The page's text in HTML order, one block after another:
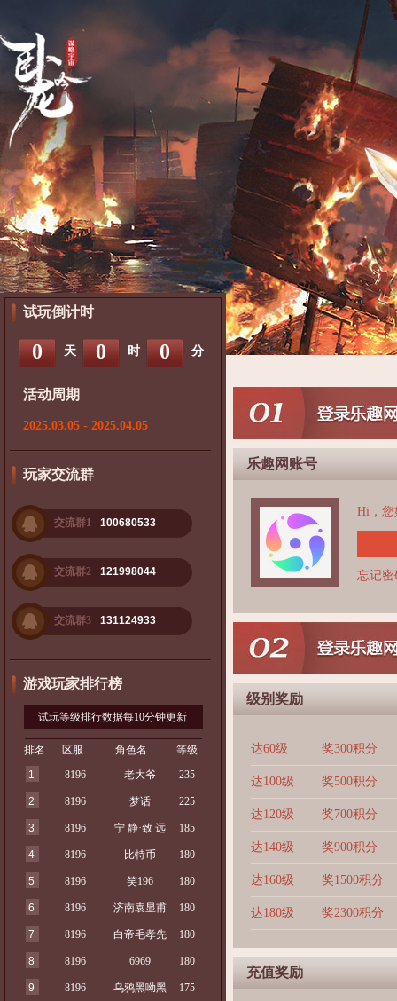
试玩倒计时
0 天 0 时 0 分
活动周期
2025.03.05 - 2025.04.05
玩家交流群
交流群1 100680533
交流群2 121998044
交流群3 131124933
游戏玩家排行榜
试玩等级排行数据每10分钟更新
排名 区服 角色名
等级
1
8196 老大爷 235
2 8196 梦话 225
3 8196 宁 静·致 远 185
4 8196 比特币 180
5 8196 笑196 180
6 8196 济南袁显甫 180
7 8196 白帝毛孝先 180
8 8196 6969 180
9 8196 乌鸦黑呦黑 175
乐趣网账号
Hi，您
忘记密
级别奖励
达60级 奖300积分
达100级 奖500积分
达120级 奖700积分
达140级 奖900积分
达160级 奖1500积分
达180级 奖2300积分
充值奖励